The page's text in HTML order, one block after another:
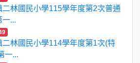
二林國民小學115學年度第2次普通
一...
二林國民小學114學年度第1次(特
一...